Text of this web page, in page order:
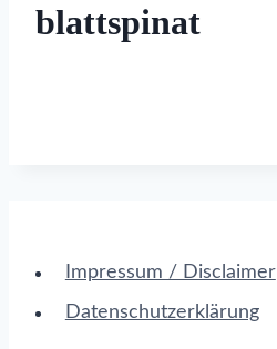
blattspinat
Impressum / Disclaimer
Datenschutzerklärung